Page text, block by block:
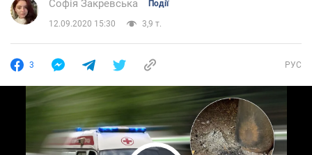
Софія Закревська Події
12.09.2020 15:30 3,9 т.
3 РУС